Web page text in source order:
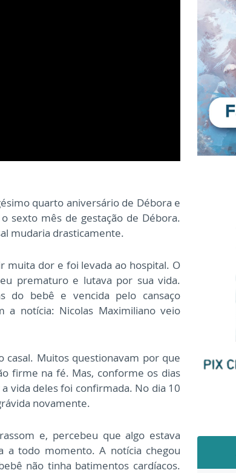
quarto aniversário de Débora e
sexto mês de gestação de Débora.
mudaria drasticamente.
muita dor e foi levada ao hospital. O
prematuro e lutava por sua vida.
do bebê e vencida pelo cansaço
a notícia: Nicolas Maximiliano veio
casal. Muitos questionavam por que
firme na fé. Mas, conforme os dias
vida deles foi confirmada. No dia 10
novamente.
e, percebeu que algo estava
a todo momento. A notícia chegou
não tinha batimentos cardíacos.